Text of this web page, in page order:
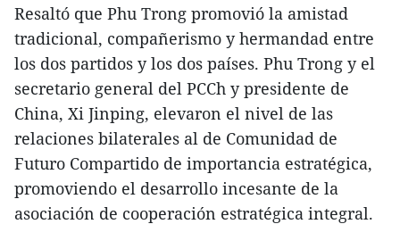
Resaltó que Phu Trong promovió la amistad
tradicional, compañerismo y hermandad entre
los dos partidos y los dos países. Phu Trong y el
secretario general del PCCh y presidente de
China, Xi Jinping, elevaron el nivel de las
relaciones bilaterales al de Comunidad de
Futuro Compartido de importancia estratégica,
promoviendo el desarrollo incesante de la
asociación de cooperación estratégica integral.